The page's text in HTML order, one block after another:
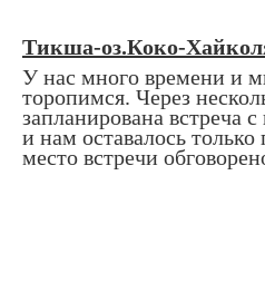
Тикша-оз.Коко-
У нас много времени и
торопимся. Через
запланирована встреча
и нам оставалось только
место встречи